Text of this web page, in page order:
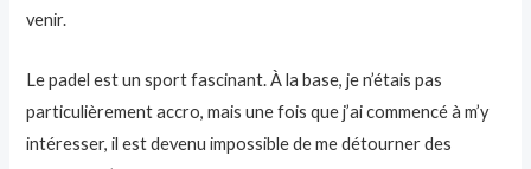
venir.
Le padel est un sport fascinant. À la base, je n’étais pas
particulièrement accro, mais une fois que j’ai commencé à m’y
intéresser, il est devenu impossible de me détourner des